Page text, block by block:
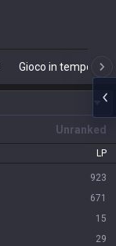
Gioco in tempo
Unranked
LP
923
671
15
29